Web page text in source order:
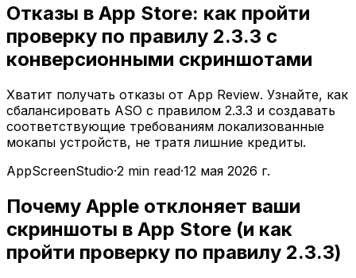
Отказы в App Store: как пройти
проверку по правилу 2.3.3 с
конверсионными скриншотами
Хватит получать отказы от App Review. Узнайте, как
сбалансировать ASO с правилом 2.3.3 и создавать
соответствующие требованиям локализованные
мокапы устройств, не тратя лишние кредиты.
AppScreenStudio·2 min read·12 мая 2026 г.
Почему Apple отклоняет ваши
скриншоты в App Store (и как
пройти проверку по правилу 2.3.3)